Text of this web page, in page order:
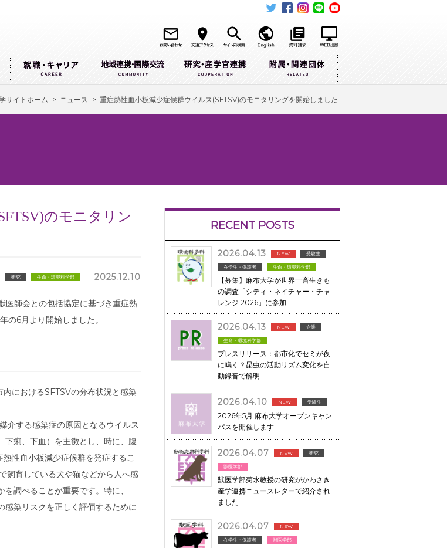
サイトホーム > ニュース > 重症熱性血小板減少症候群ウイルス(SFTSV)のモニタリングを開始しました
のモニタリン
研究 生命・環境科学部 2025.12.10
医師会との包括協定に基づき重症熱
の6月より開始しました。
におけるSFTSVの分布状況と感染
介する感染症の原因となるウイルス
下痢、下血）を主徴とし、時に、腹
性血小板減少症候群を発症するこ
飼育している犬や猫などから人へ感
調べることが重要です。特に、
感染リスクを正しく評価するために
RECENT POSTS
2026.04.13 NEW 受験生
在学生・保護者 生命・環境科学部
【募集】麻布大学が世界一斉生きも
の調査「シティ・ネイチャー・チャ
レンジ 2026」に参加
2026.04.13 NEW 企業
生命・環境科学部
プレスリリース：都市化でセミが夜
に鳴く？昆虫の活動リズム変化を自
動録音で解明
2026.04.10 NEW 受験生
2026年5月 麻布大学オープンキャン
パスを開催します
2026.04.07 NEW 研究
獣医学部
獣医学部菊水教授の研究がかわさき
産学連携ニュースレターで紹介され
ました
2026.04.07 NEW
在学生・保護者 獣医学部